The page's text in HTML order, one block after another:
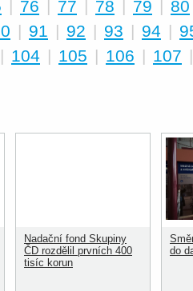
| 76 | 77 | 78 | 79 | 80
| 91 | 92 | 93 | 94 |
| 104 | 105 | 106 | 107
Nadační fond Skupiny
ČD rozdělil prvních 400
tisíc korun
do